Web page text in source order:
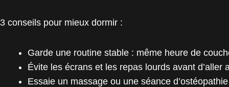
3 conseils pour mieux dormir :
Garde une routine stable : même heure de
Évite les écrans et les repas lourds avant d’aller
Essaie un massage ou une séance